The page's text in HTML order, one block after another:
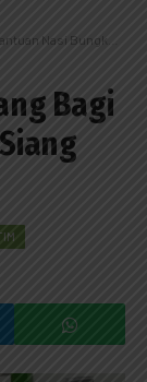
Siang dan Malam
Bagi